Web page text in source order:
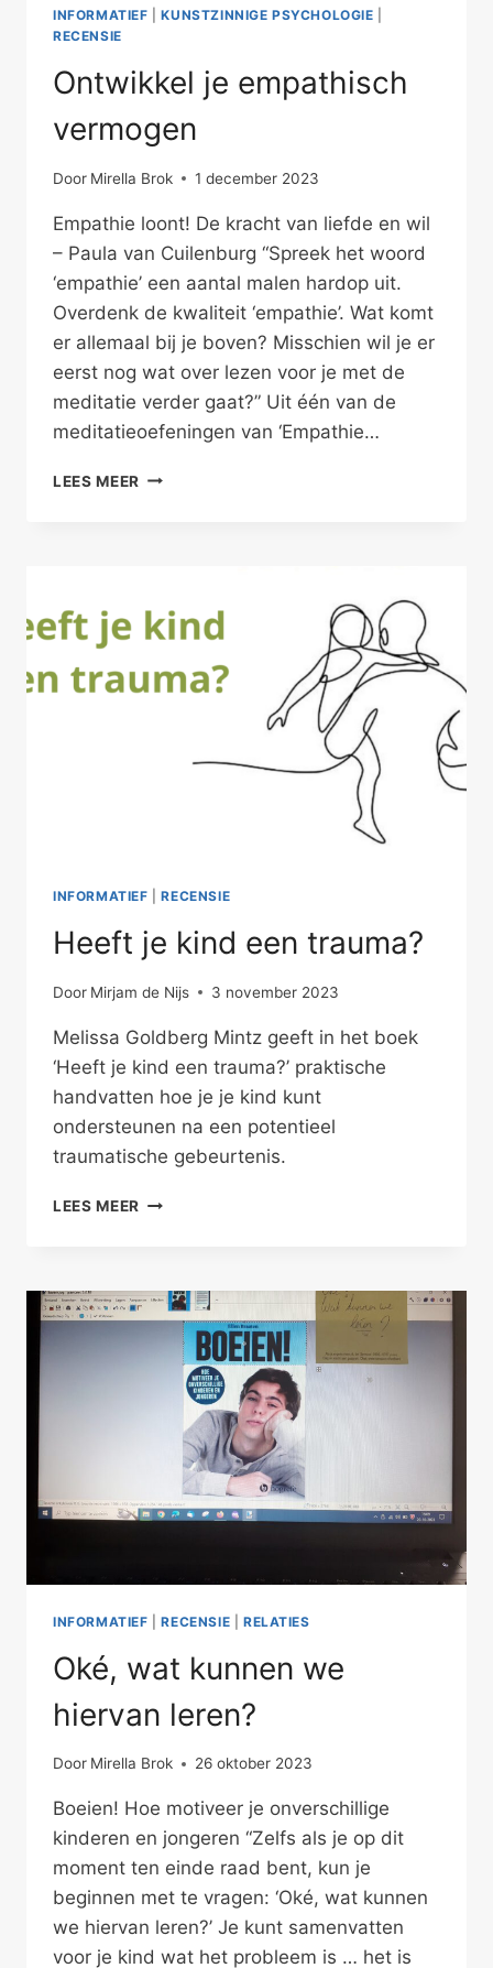
INFORMATIEF |KUNSTZINNIGE PSYCHOLOGIE
RECENSIE
Ontwikkel je empathisch
vermogen
Door Mirella Brok 1 december 2023
Empathie loont! De kracht van liefde en wil
– Paula van Cuilenburg “Spreek het woord
‘empathie’ een aantal malen hardop uit.
Overdenk de kwaliteit ‘empathie’. Wat komt
er allemaal bij je boven? Misschien wil je er
eerst nog wat over lezen voor je met de
meditatie verder gaat?” Uit één van de
meditatieoefeningen van ‘Empathie…
LEES MEER ONTWIKKEL
INFORMATIEF |RECENSIE
Heeft je kind een trauma?
Door Mirjam de Nijs 3 november 2023
Melissa Goldberg Mintz geeft in het boek
‘Heeft je kind een trauma?’ praktische
handvatten hoe je je kind kunt
ondersteunen na een potentieel
traumatische gebeurtenis.
LEES MEER HEEFT
TRAUMA?
INFORMATIEF |RECENSIE RELATIES
Oké, wat kunnen we
hiervan leren?
Door Mirella Brok 26 oktober 2023
Boeien! Hoe motiveer je onverschillige
kinderen en jongeren “Zelfs als je op dit
moment ten einde raad bent, kun je
beginnen met te vragen: ‘Oké, wat kunnen
we hiervan leren?’ Je kunt samenvatten
voor je kind wat het probleem is … het is